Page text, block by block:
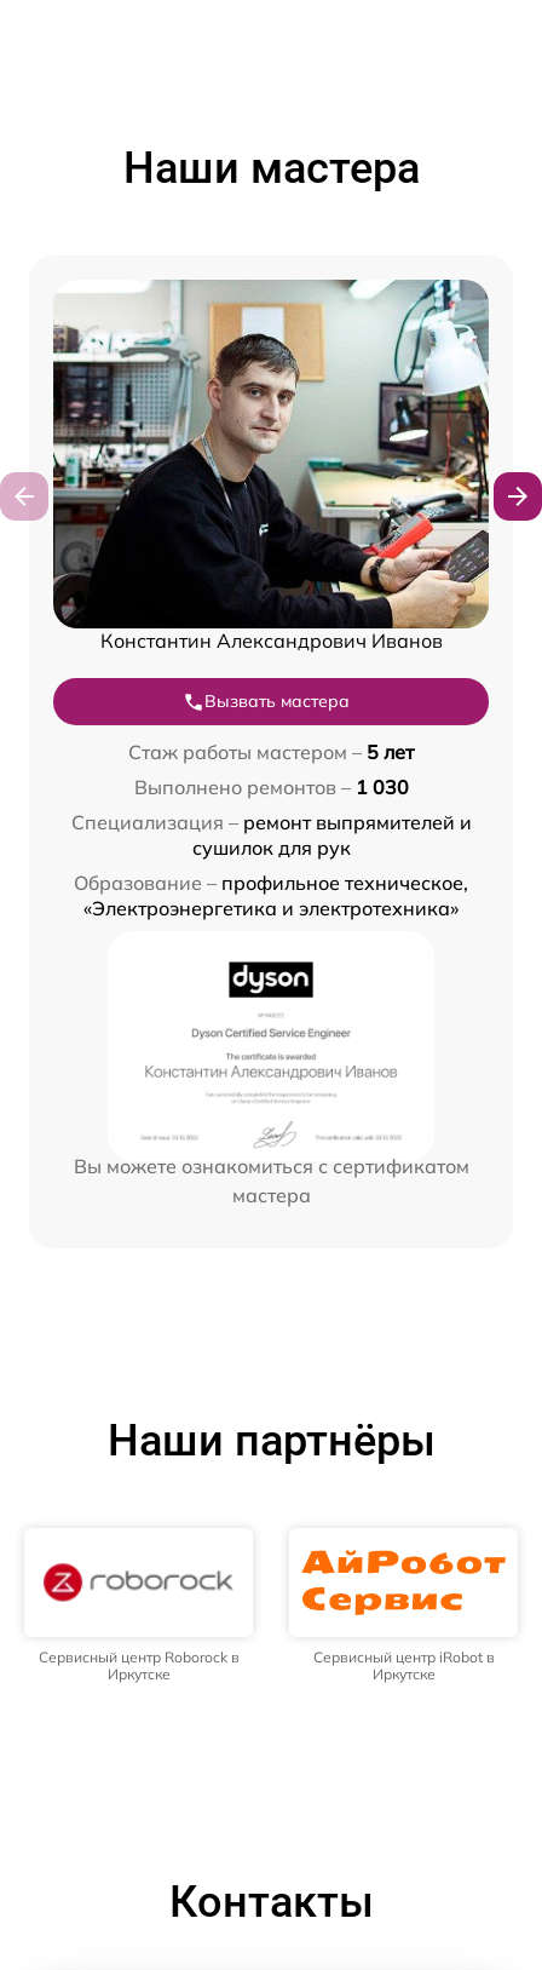
Наши мастера
Константин Александрович Иванов
Вызвать мастера
Стаж работы мастером – 5 лет
Выполнено ремонтов – 1 030
Специализация – ремонт выпрямителей и
сушилок для рук
Образование – профильное техническое,
«Электроэнергетика и электротехника»
Вы можете ознакомиться с сертификатом
мастера
Наши партнёры
Сервисный центр Roborock в
Иркутске
Сервисный центр iRobot в
Иркутске
Контакты